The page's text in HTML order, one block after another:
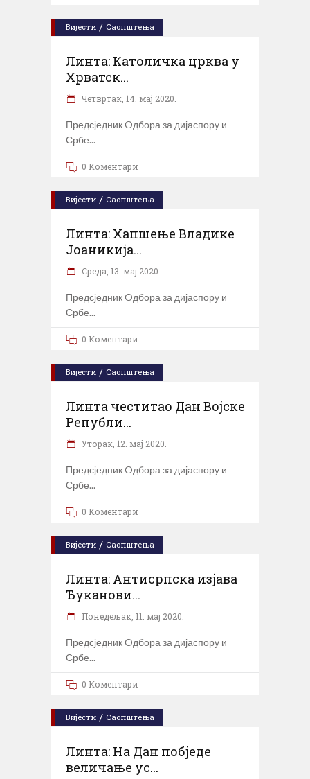
Вијести / Саопштења
Линта: Католичка црква у
Хрватск...
Четвртак, 14. мај 2020.
Предсједник Oдбора за дијаспору и
Србе
0 Коментари
Вијести / Саопштења
Линта: Хапшење Владике
Јоаникија...
Cреда, 13. мај 2020.
Предсједник Oдбора за дијаспору и
Србе
0 Коментари
Вијести / Саопштења
Линта честитао Дан Војске
Републи...
Уторак, 12. мај 2020.
Предсједник Oдбора за дијаспору и
Србе
0 Коментари
Вијести / Саопштења
Линта: Антисрпска изјава
Ђуканови...
Понедељак, 11. мај 2020.
Предсједник Oдбора за дијаспору и
Србе
0 Коментари
Вијести / Саопштења
Линта: На Дан побједе
величање ус...